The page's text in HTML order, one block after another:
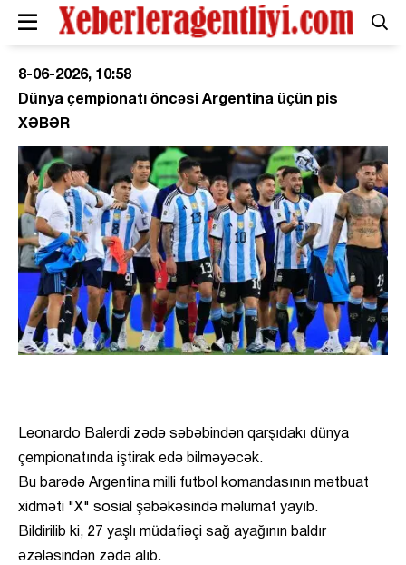
8-06-2026, 10:58
Dünya çempionatı öncəsi Argentina üçün pis
XƏBƏR
Leonardo Balerdi zədə səbəbindən qarşıdakı dünya
çempionatında iştirak edə bilməyəcək.
Bu barədə Argentina milli futbol komandasının mətbuat
xidməti "X" sosial şəbəkəsində məlumat yayıb.
Bildirilib ki, 27 yaşlı müdafiəçi sağ ayağının baldır
əzələsindən zədə alıb.